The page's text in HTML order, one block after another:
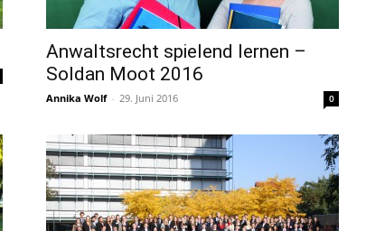
Anwaltsrecht spielend lernen –
Soldan Moot 2016
Annika Wolf - 29. Juni 2016 0